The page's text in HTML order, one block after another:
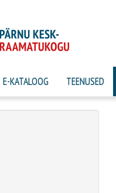
E-KATALOOG TEENUSED